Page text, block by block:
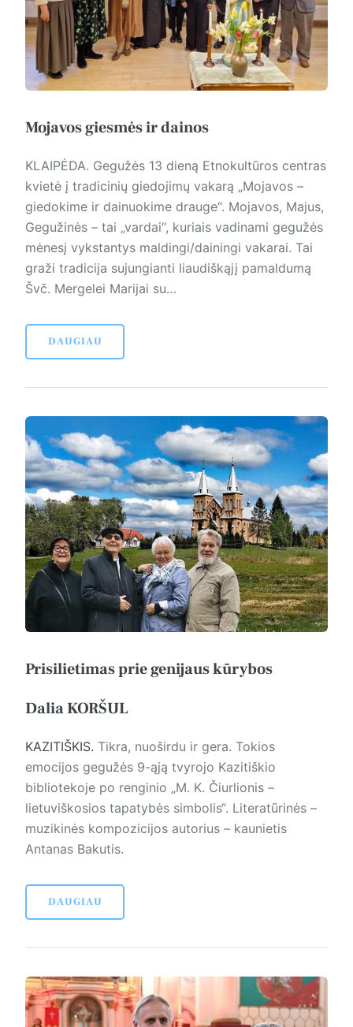
Mojavos giesmės ir dainos
KLAIPĖDA. Gegužės 13 dieną Etnokultūros centras
kvietė į tradicinių giedojimų vakarą „Mojavos –
giedokime ir dainuokime drauge“. Mojavos, Majus,
Gegužinės – tai „vardai“, kuriais vadinami gegužės
mėnesį vykstantys maldingi/dainingi vakarai. Tai
graži tradicija sujungianti liaudiškąjį pamaldumą
Švč. Mergelei Marijai su…
DAUGIAU
Prisilietimas prie genijaus kūrybos
Dalia KORŠUL
KAZITIŠKIS. Tikra, nuoširdu ir gera. Tokios
emocijos gegužės 9-ąją tvyrojo Kazitiškio
bibliotekoje po renginio „M. K. Čiurlionis –
lietuviškosios tapatybės simbolis“. Literatūrinės –
muzikinės kompozicijos autorius – kaunietis
Antanas Bakutis.
DAUGIAU